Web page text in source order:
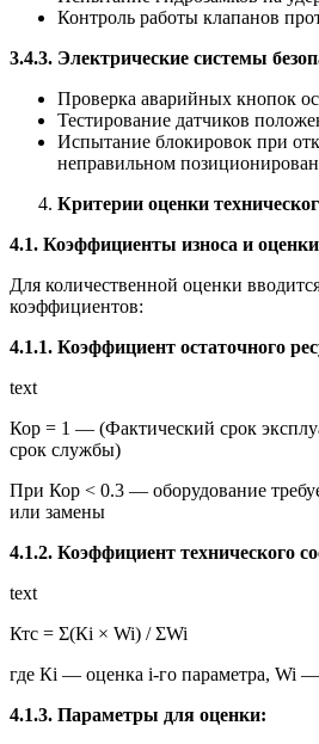
Контроль работы клапанов
3.4.3. Электрические системы
Проверка аварийных кнопок
Тестирование датчиков
Испытание блокировок при
неправильном
Критерии оценки
4.1. Коэффициенты износа и оценки
Для количественной оценки
коэффициентов:
4.1.1. Коэффициент остаточного
text
Кор = 1 — (Фактический срок
срок службы)
При Кор < 0.3 — оборудование
или замены
4.1.2. Коэффициент технического
text
Ктс = Σ(Кi × Wi) / ΣWi
где Кi — оценка i-го параметра, Wi —
4.1.3. Параметры для оценки: